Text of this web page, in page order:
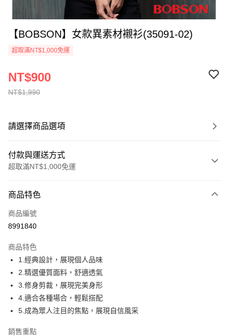
【BOBSON】女款異素材襯衫(35091-02)
超取滿NT$1,000免運
NT$1,990
NT$900
請選擇商品選項
付款與運送方式
超取滿NT$1,000免運
信用卡一次付款
Apple Pay
運送方式
付款後全家取貨
每筆NT$60，滿NT$1,000(含以上)免運費
付款後萊爾富取貨
每筆NT$60，滿NT$1,000(含以上)免運費
商品特色
商品編號
8991840
商品特色
1.經典設計，展現個人品味
2.精選優質面料，舒適透氣
3.修身剪裁，展現完美身形
4.適合各種場合，輕鬆搭配
5.成為眾人注目的焦點，展現自信風采
銷售重點